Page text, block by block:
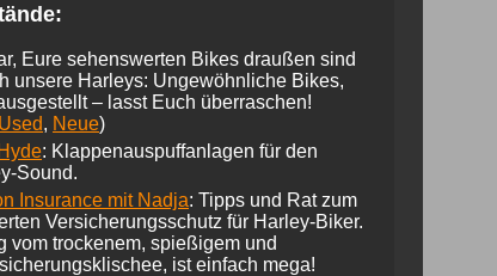
Eure sehenswerten Bikes draußen sind
unsere Harleys: Ungewöhnliche Bikes,
– lasst Euch überraschen!
Used, Neue)
: Klappenauspuffanlagen für den
Sound.
Insurance mit Nadja: Tipps und Rat zum
Versicherungsschutz für Harley-Biker.
vom trockenem, spießigem und
ist einfach mega!